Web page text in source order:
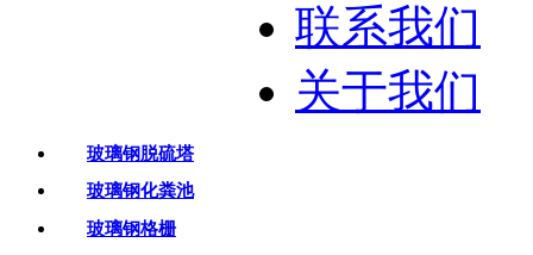
联系我们
关于我们
玻璃钢脱硫塔
玻璃钢化粪池
玻璃钢格栅